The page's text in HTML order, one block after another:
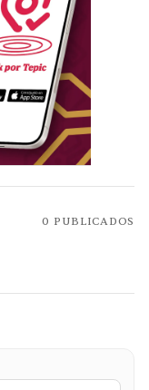
0 PUBLICADOS